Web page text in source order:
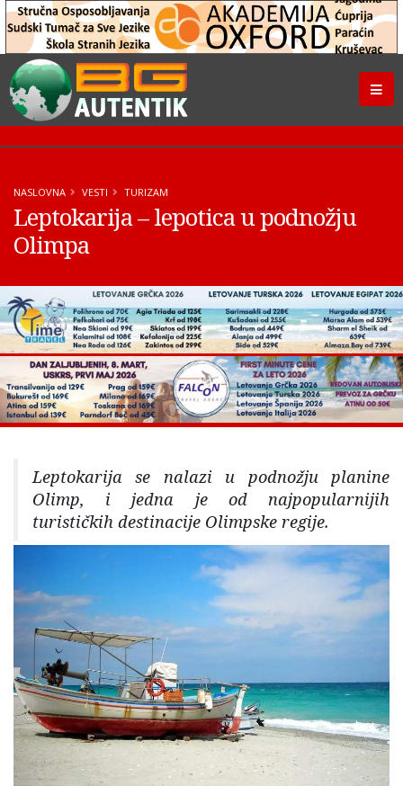
NASLOVNA VESTI TURIZAM
Leptokarija – lepotica u podnožju
Olimpa
Leptokarija se nalazi u podnožju planine
Olimp, i jedna je od najpopularnijih
turističkih destinacije Olimpske regije.